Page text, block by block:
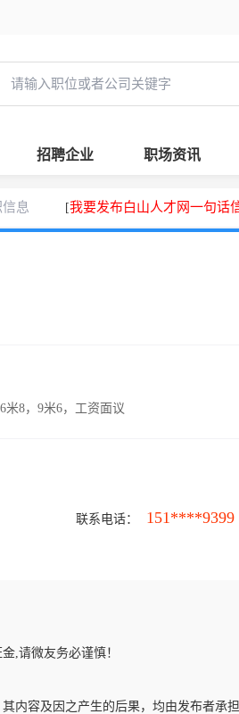
招聘企业 职场资讯
息 [我要发布白山人才网一句话
8，9米6，工资面议
联系电话： 151****9399
,请微友务必谨慎！
内容及因之产生的后果，均由发布者承